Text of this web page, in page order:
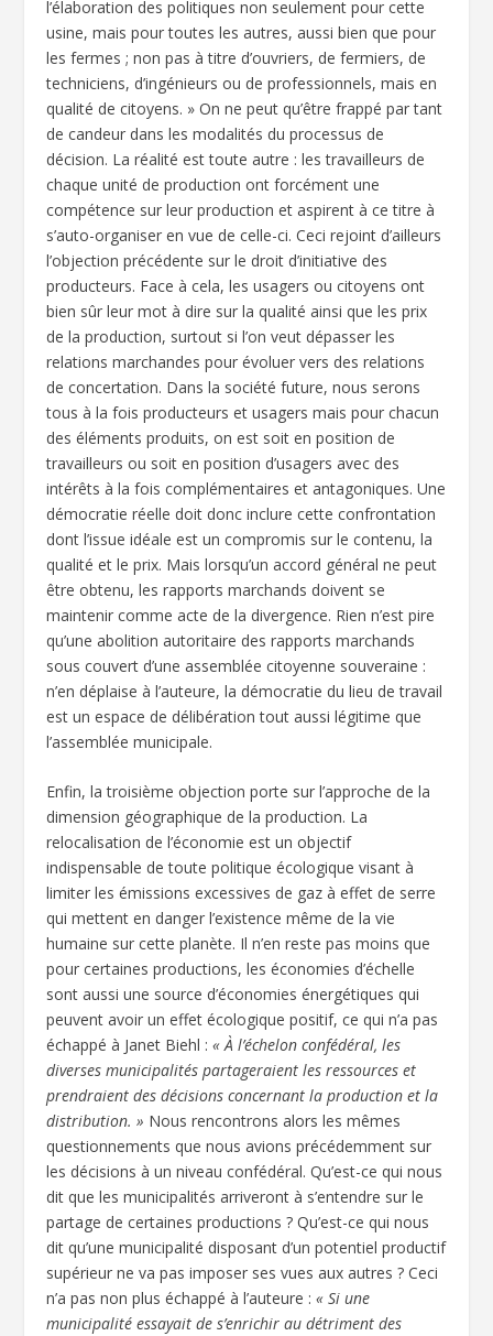
l’élaboration des politiques non seulement pour cette
usine, mais pour toutes les autres, aussi bien que pour
les fermes ; non pas à titre d’ouvriers, de fermiers, de
techniciens, d’ingénieurs ou de professionnels, mais en
qualité de citoyens. » On ne peut qu’être frappé par tant
de candeur dans les modalités du processus de
décision. La réalité est toute autre : les travailleurs de
chaque unité de production ont forcément une
compétence sur leur production et aspirent à ce titre à
s’auto-organiser en vue de celle-ci. Ceci rejoint d’ailleurs
l’objection précédente sur le droit d’initiative des
producteurs. Face à cela, les usagers ou citoyens ont
bien sûr leur mot à dire sur la qualité ainsi que les prix
de la production, surtout si l’on veut dépasser les
relations marchandes pour évoluer vers des relations
de concertation. Dans la société future, nous serons
tous à la fois producteurs et usagers mais pour chacun
des éléments produits, on est soit en position de
travailleurs ou soit en position d’usagers avec des
intérêts à la fois complémentaires et antagoniques. Une
démocratie réelle doit donc inclure cette confrontation
dont l’issue idéale est un compromis sur le contenu, la
qualité et le prix. Mais lorsqu’un accord général ne peut
être obtenu, les rapports marchands doivent se
maintenir comme acte de la divergence. Rien n’est pire
qu’une abolition autoritaire des rapports marchands
sous couvert d’une assemblée citoyenne souveraine :
n’en déplaise à l’auteure, la démocratie du lieu de travail
est un espace de délibération tout aussi légitime que
l’assemblée municipale.
Enfin, la troisième objection porte sur l’approche de la
dimension géographique de la production. La
relocalisation de l’économie est un objectif
indispensable de toute politique écologique visant à
limiter les émissions excessives de gaz à effet de serre
qui mettent en danger l’existence même de la vie
humaine sur cette planète. Il n’en reste pas moins que
pour certaines productions, les économies d’échelle
sont aussi une source d’économies énergétiques qui
peuvent avoir un effet écologique positif, ce qui n’a pas
échappé à Janet Biehl :« À l’échelon confédéral, les
diverses municipalités partageraient les ressources et
prendraient des décisions concernant la production et la
distribution. » Nous rencontrons alors les mêmes
questionnements que nous avions précédemment sur
les décisions à un niveau confédéral. Qu’est-ce qui nous
dit que les municipalités arriveront à s’entendre sur le
partage de certaines productions ? Qu’est-ce qui nous
dit qu’une municipalité disposant d’un potentiel productif
supérieur ne va pas imposer ses vues aux autres ? Ceci
n’a pas non plus échappé à l’auteure :« Si une
municipalité essayait de s’enrichir au détriment des